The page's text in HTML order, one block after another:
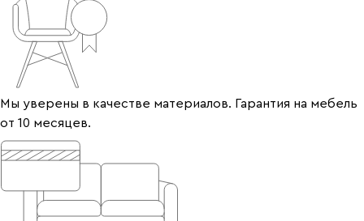
Мы уверены в качестве материалов. Гарантия на мебель
от 10 месяцев.